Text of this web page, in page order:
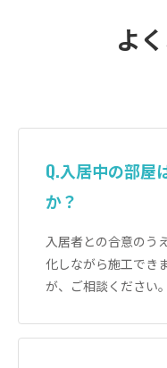
よ
Q.入居中の部屋
か？
入居者との合意のう
化しながら施工でき
が、ご相談ください。